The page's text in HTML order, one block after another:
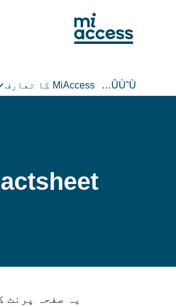
ÛÙˆÙ… MiAccess کا تعارف
یہ صفحہ پرنٹ